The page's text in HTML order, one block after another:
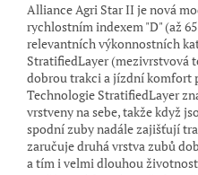
Alliance Agri Star II je nová
rychlostním indexem "D" (až
relevantních výkonnostních
StratifiedLayer (mezivrstvová
dobrou trakci a jízdní komfort
Technologie StratifiedLayer
vrstveny na sebe, takže když
spodní zuby nadále zajišťují
zaručuje druhá vrstva zubů
a tím i velmi dlouhou